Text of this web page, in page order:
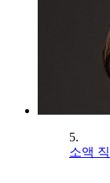
5.
소액